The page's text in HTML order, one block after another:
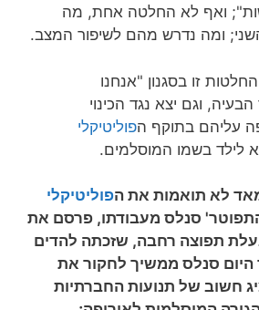
ואף לא החלטה אחת, מה
ומה נדרש מהם לשיפור המצב.
זו בסגנון "אנחנו
וגם יצא נגד הכינוי
עליהם בתוקף הפוליטיקלי
לילד בשמו המוסלמים.
לא תואמות את הפוליטיקלי
סנלס מעבודתו, פרסם את
תפוצה רחבה, שזכתה להדים
היום סנלס ממשיך לחקור את
חשוב של תנועות החברתיות